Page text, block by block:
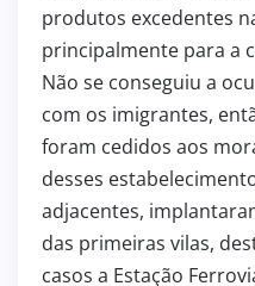
produtos excedentes
principalmente para a
Não se conseguiu a
com os imigrantes,
foram cedidos aos
desses
adjacentes,
das primeiras vilas,
casos a Estação